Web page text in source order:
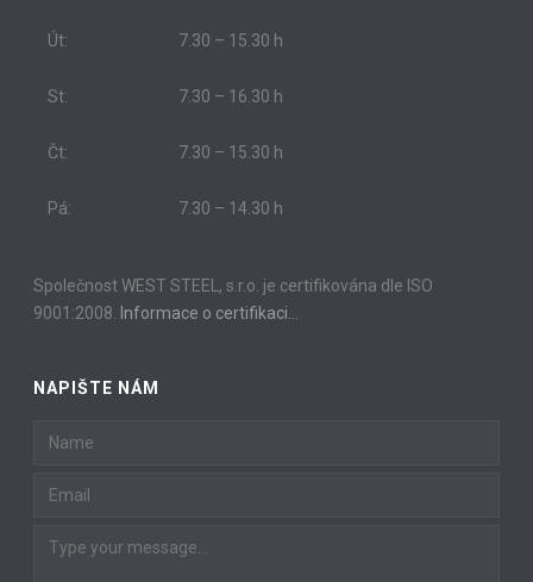
Út: 7.30 – 15.30 h
St: 7.30 – 16.30 h
Čt: 7.30 – 15.30 h
Pá: 7.30 – 14.30 h
Společnost WEST STEEL, s.r.o. je certifikována dle ISO
9001:2008.
Informace o certifikaci…
NAPIŠTE NÁM